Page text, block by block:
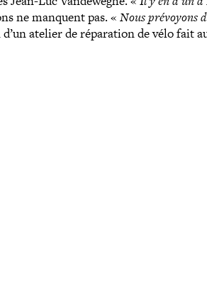
ne manquent pas. « Nous prévoyons
atelier de répa­ra­tion de vélo fait